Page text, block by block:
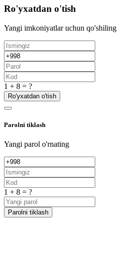
Ro'yxatdan o'tish
Yangi imkoniyatlar uchun qo'shiling
1 + 8 = ?
Ro'yxatdan o'tish
Parolni tiklash
Yangi parol o'rnating
1 + 8 = ?
Parolni tiklash